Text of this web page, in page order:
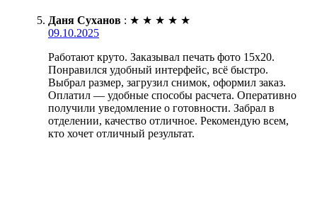
Даня Суханов : ★ ★ ★ ★ ★
09.10.2025
Работают круто. Заказывал печать фото 15х20.
Понравился удобный интерфейс, всё быстро.
Выбрал размер, загрузил снимок, оформил заказ.
Оплатил — удобные способы расчета. Оперативно
получили уведомление о готовности. Забрал в
отделении, качество отличное. Рекомендую всем,
кто хочет отличный результат.